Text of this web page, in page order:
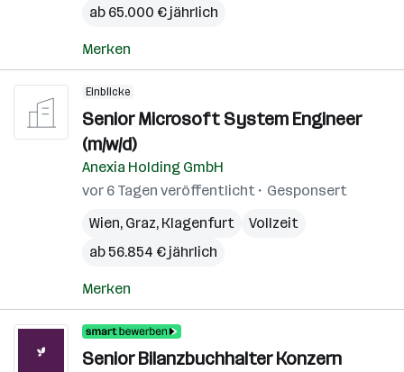
ab 65.000 € jährlich
Merken
Einblicke
Senior Microsoft System Engineer
(m/w/d)
Anexia Holding GmbH
vor 6 Tagen veröffentlicht
Gesponsert
Wien, Graz, Klagenfurt
Vollzeit
ab 56.854 € jährlich
Merken
Senior Bilanzbuchhalter Konzern